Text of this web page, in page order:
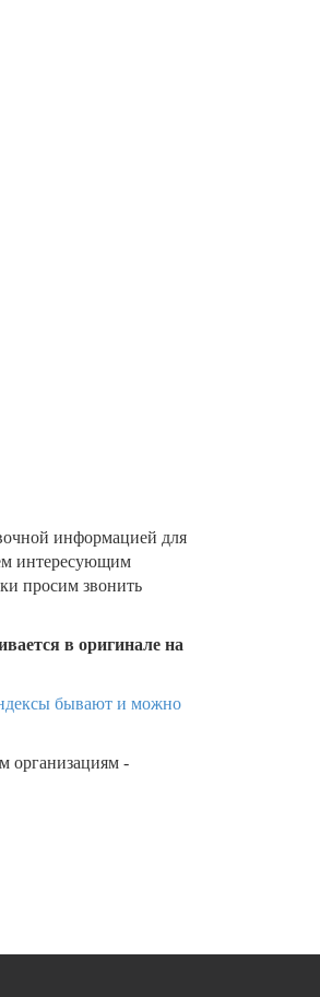
информацией для
интересующим
просим звонить
в оригинале на
бывают и можно
организациям -